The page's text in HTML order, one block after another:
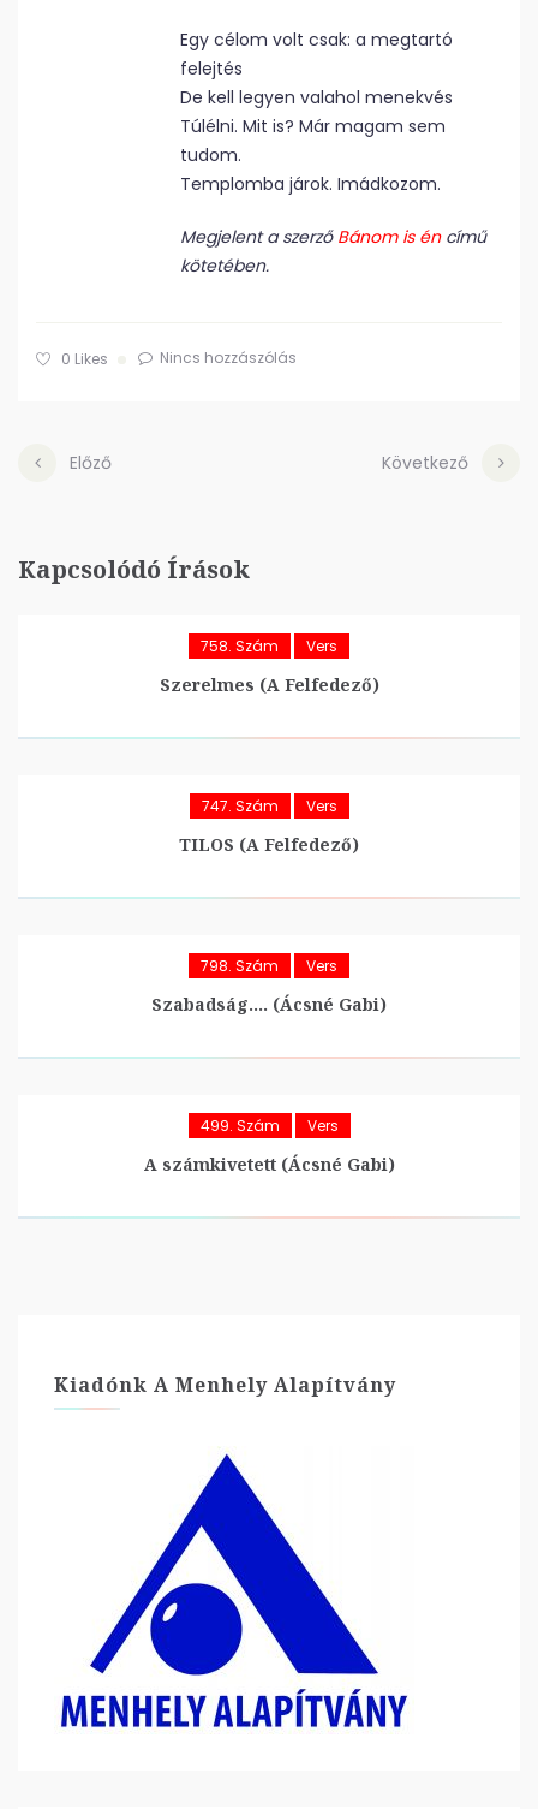
Egy célom volt csak: a megtartó
felejtés
De kell legyen valahol menekvés
Túlélni. Mit is? Már magam sem
tudom.
Templomba járok. Imádkozom.
Megjelent a szerző Bánom is éncímű
kötetében.
0 Likes Nincs hozzászólás
Előző Következő
Kapcsolódó Írások
758. Szám Vers
Szerelmes (A Felfedező)
747. Szám Vers
TILOS (A Felfedező)
798. Szám Vers
Szabadság…. (Ácsné Gabi)
499. Szám Vers
A számkivetett (Ácsné Gabi)
Kiadónk A Menhely Alapítvány